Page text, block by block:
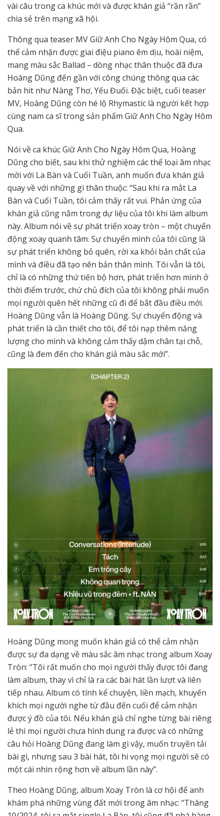
vài câu trong ca khúc mới và được khán giả “rần rần”
chia sẻ trên mạng xã hội.
Thông qua teaser MV Giữ Anh Cho Ngày Hôm Qua, có
thể cảm nhận được giai điệu piano êm dịu, hoài niệm,
mang màu sắc Ballad – dòng nhạc thân thuộc đã đưa
Hoàng Dũng đến gần với công chúng thông qua các
bản hit như Nàng Thơ, Yếu Đuối. Đặc biệt, cuối teaser
MV, Hoàng Dũng còn hé lộ Rhymastic là người kết hợp
cùng nam ca sĩ trong sản phẩm Giữ Anh Cho Ngày Hôm
Qua.
Nói về ca khúc Giữ Anh Cho Ngày Hôm Qua, Hoàng
Dũng cho biết, sau khi thử nghiệm các thể loại âm nhạc
mới với La Bàn và Cuối Tuần, anh muốn đưa khán giả
quay về với những gì thân thuộc: “Sau khi ra mắt La
Bàn và Cuối Tuần, tôi cảm thấy rất vui. Phản ứng của
khán giả cũng nằm trong dự liệu của tôi khi làm album
này. Album nói về sự phát triển xoay tròn – một chuyển
động xoay quanh tâm. Sự chuyển mình của tôi cũng là
sự phát triển không bỏ quên, rời xa khỏi bản chất của
mình và điều đã tạo nên bản thân mình. Tôi vẫn là tôi,
chỉ là có những thứ tiến bộ hơn, phát triển hơn mình ở
thời điểm trước, chứ chủ đích của tôi không phải muốn
mọi người quên hết những cũ đi để bắt đầu điều mới.
Hoàng Dũng vẫn là Hoàng Dũng. Sự chuyển động và
phát triển là cần thiết cho tôi, để tôi nạp thêm năng
lượng cho mình và không cảm thấy dậm chân tại chỗ,
cũng là đem đến cho khán giả màu sắc mới”.
Hoàng Dũng mong muốn khán giả có thể cảm nhận
được sự đa dạng về màu sắc âm nhạc trong album Xoay
Tròn: “Tôi rất muốn cho mọi người thấy được tôi đang
làm album, thay vì chỉ là ra các bài hát lần lượt và liên
tiếp nhau. Album có tính kể chuyện, liền mạch, khuyến
khích mọi người nghe từ đầu đến cuối để cảm nhận
được ý đồ của tôi. Nếu khán giả chỉ nghe từng bài riêng
lẻ thì mọi người chưa hình dung ra được và có những
câu hỏi Hoàng Dũng đang làm gì vậy, muốn truyền tải
bài gì, nhưng sau 3 bài hát, tôi hi vọng mọi người sẽ có
một cái nhìn rộng hơn về album lần này”.
Theo Hoàng Dũng, album Xoay Tròn là cơ hội để anh
khám phá những vùng đất mới trong âm nhạc: “Tháng